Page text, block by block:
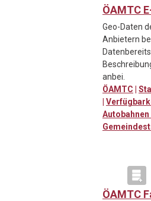
ÖAMTC
Geo-Daten
Anbietern
anbei.
ÖAMTC |
|
ÖAMTC